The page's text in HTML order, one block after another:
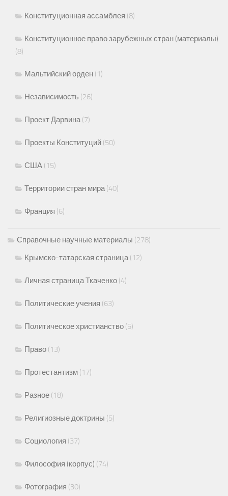
Конституционная ассамблея (8)
Конституционное право зарубежных стран (материалы)
(8)
Мальтийский орден (1)
Независимость (26)
Проект Дарвина(7)
Проекты Конституций (50)
США (15)
Территории стран мира(40)
Франция (6)
Справочные научные материалы (278)
Крымско-татарская страница(12)
Личная страница Ткаченко (4)
Политические учения (63)
Политическое христианство (5)
Право (13)
Протестантизм (17)
Разное (18)
Религиозные доктрины (5)
Социология (37)
Философия (корпус) (74)
Фотография (30)